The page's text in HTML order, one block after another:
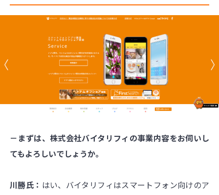
－まずは、株式会社バイタリフィの事業内容をお伺いし
てもよろしいでしょうか。
川勝氏： はい、バイタリフィはスマートフォン向けのア